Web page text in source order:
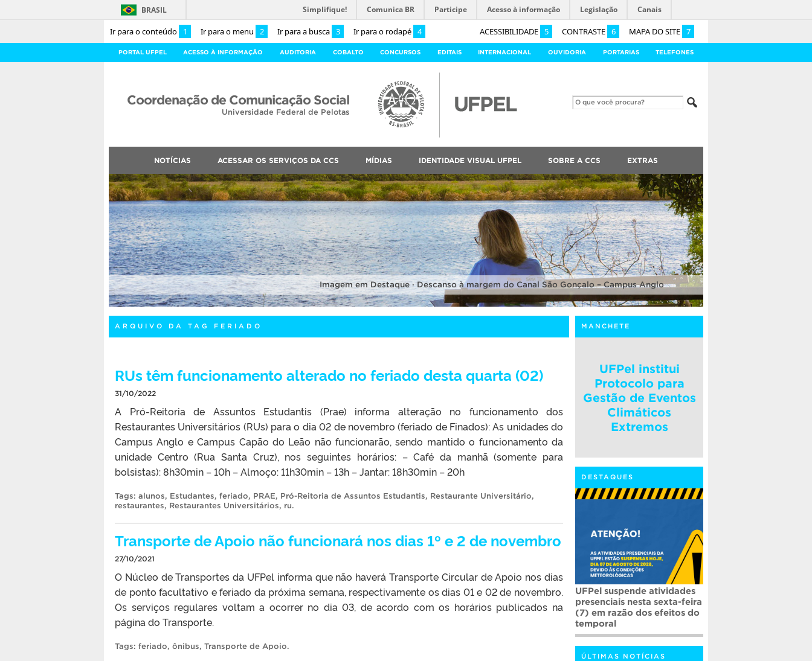
Ir para o conteúdo 1 Ir para o menu 2 Ir para a busca 3 Ir para o rodapé 4 ACESSIBILIDADE 5 CONTRASTE 6 MAPA DO SITE 7
BRASIL Simplifique! Comunica BR Participe Acesso à informação Legislação Canais
PORTAL UFPEL ACESSO À INFORMAÇÃO AUDITORIA COBALTO CONCURSOS EDITAIS INTERNACIONAL OUVIDORIA PORTARIAS TELEFONES
Coordenação de Comunicação Social
Universidade Federal de Pelotas
NOTÍCIAS ACESSAR OS SERVIÇOS DA CCS MÍDIAS IDENTIDADE VISUAL UFPEL SOBRE A CCS EXTRAS
Imagem em Destaque · Descanso à margem do Canal São Gonçalo – Campus Anglo
ARQUIVO DA TAG FERIADO
RUs têm funcionamento alterado no feriado desta quarta (02)
31/10/2022
A Pró-Reitoria de Assuntos Estudantis (Prae) informa alteração no funcionamento dos
Restaurantes Universitários (RUs) para o dia 02 de novembro (feriado de Finados): As unidades do
Campus Anglo e Campus Capão do Leão não funcionarão, sendo mantido o funcionamento da
unidade Centro (Rua Santa Cruz), nos seguintes horários: – Café da manhã (somente para
bolsistas): 8h30min – 10h – Almoço: 11h30min – 13h – Jantar: 18h30min – 20h
Tags: alunos, Estudantes, feriado, PRAE, Pró-Reitoria de Assuntos Estudantis, Restaurante Universitário,
restaurantes, Restaurantes Universitários, ru.
Transporte de Apoio não funcionará nos dias 1º e 2 de novembro
27/10/2021
O Núcleo de Transportes da UFPel informa que não haverá Transporte Circular de Apoio nos dias
de ponto facultativo e feriado da próxima semana, respectivamente os dias 01 e 02 de novembro.
Os serviços regulares voltam a ocorrer no dia 03, de acordo com os horários publicados na
página do Transporte.
Tags: feriado, ônibus, Transporte de Apoio.
MANCHETE
UFPel institui
Protocolo para
Gestão de Eventos
Climáticos
Extremos
DESTAQUES
UFPel suspende atividades
presenciais nesta sexta-feira
(7) em razão dos efeitos do
temporal
ÚLTIMAS NOTÍCIAS